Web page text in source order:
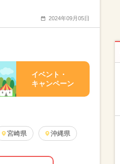
2024年09月05日
イベント・
キャンペーン
宮崎県 沖縄県